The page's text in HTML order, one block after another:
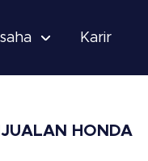
Karir
HONDA